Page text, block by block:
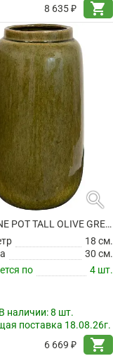
8 635 ₽
shopping_cart
search
ВАЗА NINE POT TALL OLIVE GREEN
18 см.
30 см.
по
4 шт.
наличии:8 шт.
поставка 18.08.26г.
6 669 ₽
shopping_cart